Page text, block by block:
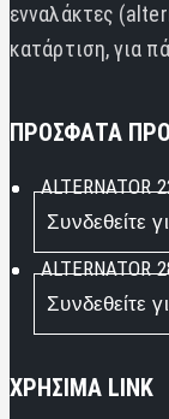
ενναλάκτες
κατάρτιση, για
ΠΡΟΣΦΑΤΑ
ALTERNATOR
Συνδεθείτε
ALTERNATOR
Συνδεθείτε
ΧΡΗΣΙΜΑ LINK